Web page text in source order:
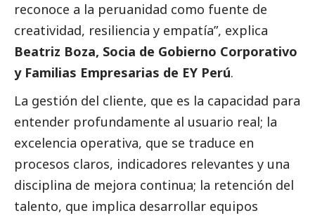
reconoce a la peruanidad como fuente de
creatividad, resiliencia y empatía”, explica
Beatriz Boza, Socia de Gobierno Corporativo
y Familias Empresarias de EY Perú.
La gestión del cliente, que es la capacidad para
entender profundamente al usuario real; la
excelencia operativa, que se traduce en
procesos claros, indicadores relevantes y una
disciplina de mejora continua; la retención del
talento, que implica desarrollar equipos